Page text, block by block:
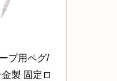
プ用ペグ/
製 固定ロ